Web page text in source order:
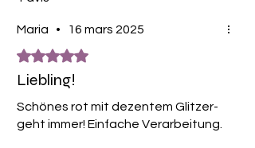
Maria • 16 mars 2025
Noté 5 sur 5.
Liebling!
Schönes rot mit dezentem Glitzer-
geht immer! Einfache Verarbeitung.